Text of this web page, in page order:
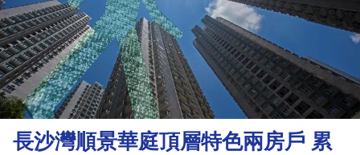
投
資
樓
市
理
財
長沙灣順景華庭頂層特色兩房戶 累